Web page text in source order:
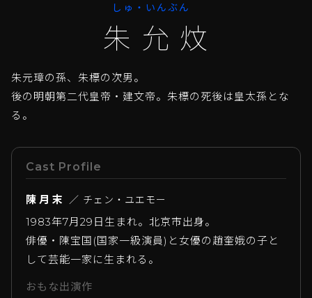
しゅ・いんぶん
朱允炆
朱元璋の孫、朱標の次男。
後の明朝第二代皇帝・建文帝。朱標の死後は皇太孫とな
る。
Cast Profile
陳月末 ／ チェン・ユエモー
1983年7月29日生まれ。北京市出身。
俳優・陳宝国(国家一級演員)と女優の趙奎娥の子と
して芸能一家に生まれる。
おもな出演作